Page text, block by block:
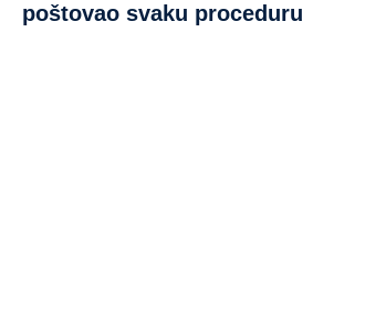
poštovao svaku proceduru